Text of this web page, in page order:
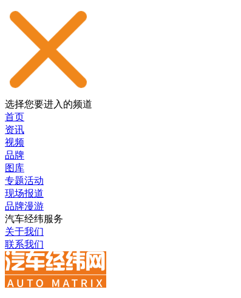
选择您要进入的频道
首页
资讯
视频
品牌
图库
专题活动
现场报道
品牌漫游
汽车经纬服务
关于我们
联系我们